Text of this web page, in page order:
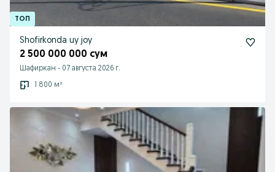
Shofirkonda uy joy
2 500 000 000 сум
Шафиркан - 07 августа 2026 г.
1 800 м²